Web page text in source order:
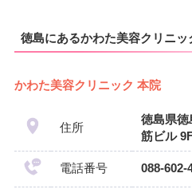
徳島にあるかわた美容クリニ
かわた美容クリニック 本院
住所
徳島県徳
筋ビル
電話番号 088-602-